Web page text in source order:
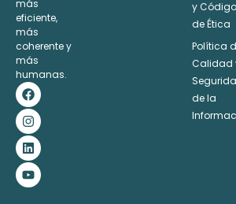
más
eficiente,
más
coherente y
más
humanas.
F
a
c
e
b
o
o
k
I
n
s
t
a
g
r
a
m
L
i
n
k
e
d
i
n
Y
o
u
t
u
b
e
y Código
de Ética
Política
Calidad
de la